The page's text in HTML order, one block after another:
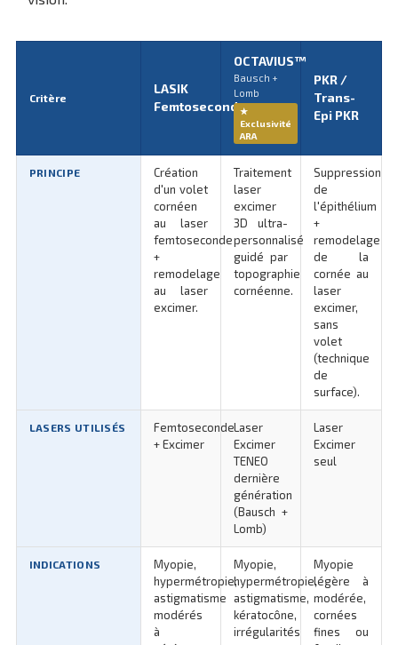
Critère
LASIK
Femtoseconde
OCTAVIUS™
Bausch +
Lomb
★
Exclusivité
ARA
PKR /
Trans-
Epi PKR
PRINCIPE
Création
d'un volet
cornéen
au laser
femtoseconde
+
remodelage
au laser
excimer.
Traitement
laser
excimer
3D ultra-
personnalisé
guidé par
topographie
cornéenne.
Suppression
de
l'épithélium
+
remodelage
de la
cornée au
laser
excimer,
sans
volet
(technique
de
surface).
LASERS UTILISÉS
Femtoseconde
+ Excimer
Laser
Excimer
TENEO
dernière
génération
(Bausch +
Lomb)
Laser
Excimer
seul
INDICATIONS
Myopie,
hypermétropie,
astigmatisme
modérés
à
Myopie,
hypermétropie,
astigmatisme,
kératocône,
irrégularités
Myopie
légère à
modérée,
cornées
fines ou